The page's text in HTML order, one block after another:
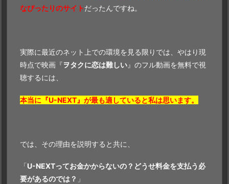
なぴったりのサイト だったんですね。
実際に最近のネット上での環境を見る限りでは、やはり現
時点で映画『ヲタクに恋は難しい』のフル動画を無料で視
聴するには、
本当に『U-NEXT』が最も適していると私は思います。
では、その理由を説明すると共に、
「U-NEXTってお金かからないの？どうせ料金を支払う必
要があるのでは？ 」